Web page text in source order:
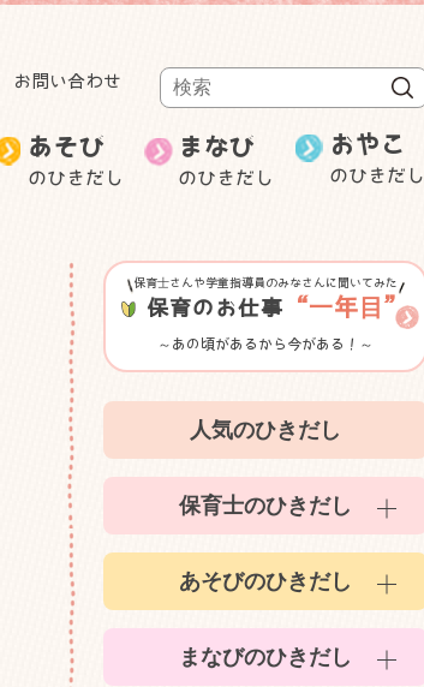
お問い合わせ
あそび
のひきだし
まなび
のひきだし
おやこ
のひきだし
ゲーム性のある遊び
室内遊び
かんたん食育
よ
研修・セミナー等紹介
保育士さんや学童指導員のみなさんに聞いてみた
保育のお仕事 “一年目”
～あの頃があるから今がある！～
人気のひきだし
保育士のひきだし
あそびのひきだし
まなびのひきだし